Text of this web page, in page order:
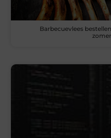
Barbecuevlees